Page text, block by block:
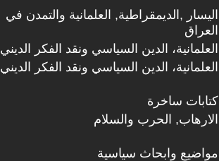
اليسار ,الديمقراطية, العلمانية والتمدن في
العراق
العلمانية، الدين السياسي ونقد الفكر الديني
العلمانية، الدين السياسي ونقد الفكر الديني
كتابات ساخرة
الارهاب, الحرب والسلام
مواضيع وابحاث سياسية